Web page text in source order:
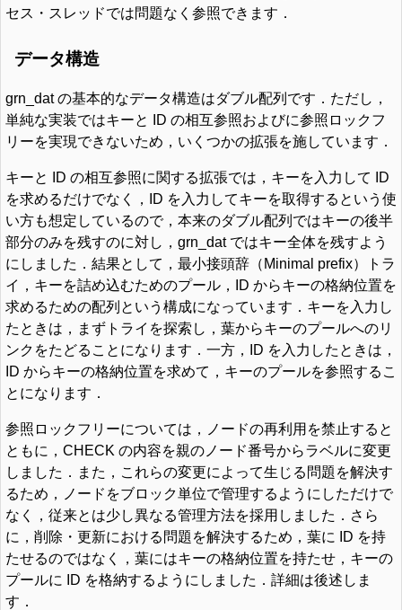
セス・スレッドでは問題なく参照できます．
データ構造
grn_dat の基本的なデータ構造はダブル配列です．ただし，
単純な実装ではキーと ID の相互参照およびに参照ロックフ
リーを実現できないため，いくつかの拡張を施しています．
キーと ID の相互参照に関する拡張では，キーを入力して ID
を求めるだけでなく，ID を入力してキーを取得するという使
い方も想定しているので，本来のダブル配列ではキーの後半
部分のみを残すのに対し，grn_dat ではキー全体を残すよう
にしました．結果として，最小接頭辞（Minimal prefix）トラ
イ，キーを詰め込むためのプール，ID からキーの格納位置を
求めるための配列という構成になっています．キーを入力し
たときは，まずトライを探索し，葉からキーのプールへのリ
ンクをたどることになります．一方，ID を入力したときは，
ID からキーの格納位置を求めて，キーのプールを参照するこ
とになります．
参照ロックフリーについては，ノードの再利用を禁止すると
ともに，CHECK の内容を親のノード番号からラベルに変更
しました．また，これらの変更によって生じる問題を解決す
るため，ノードをブロック単位で管理するようにしただけで
なく，従来とは少し異なる管理方法を採用しました．さら
に，削除・更新における問題を解決するため，葉に ID を持
たせるのではなく，葉にはキーの格納位置を持たせ，キーの
プールに ID を格納するようにしました．詳細は後述しま
す．